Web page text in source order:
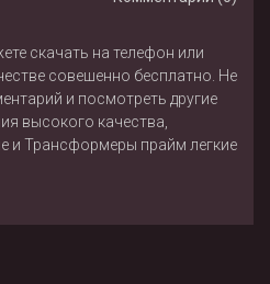
скачать на телефон или
совешенно бесплатно. Не
и посмотреть другие
высокого качества,
и Трансформеры прайм легкие